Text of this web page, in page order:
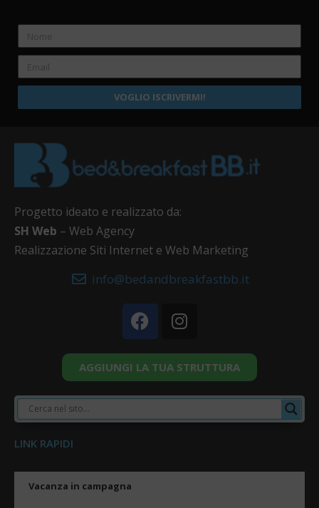
VOGLIO ISCRIVERMI!
Progetto ideato e realizzato da:
SH Web – Web Agency
Realizzazione Siti Internet e Web Marketing
info@bedandbreakfastbb.it
AGGIUNGI LA TUA STRUTTURA
LINK RAPIDI
Vacanza in campagna